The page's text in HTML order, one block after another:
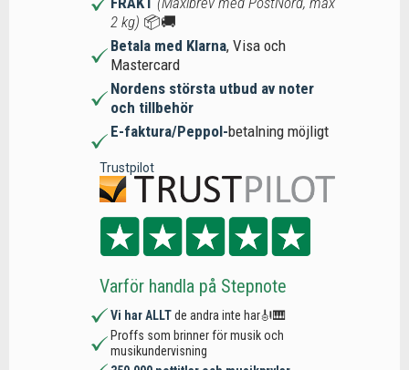
2 kg) 📦🚚
Betala med Klarna, Visa och
Mastercard
Nordens största utbud av noter
och tillbehör
E-faktura/Peppol-betalning möjligt
Trustpilot
Varför handla på Stepnote
Vi har ALLTde andra inte har🎻🎹
Proffs som brinner för musik och
musikundervisning